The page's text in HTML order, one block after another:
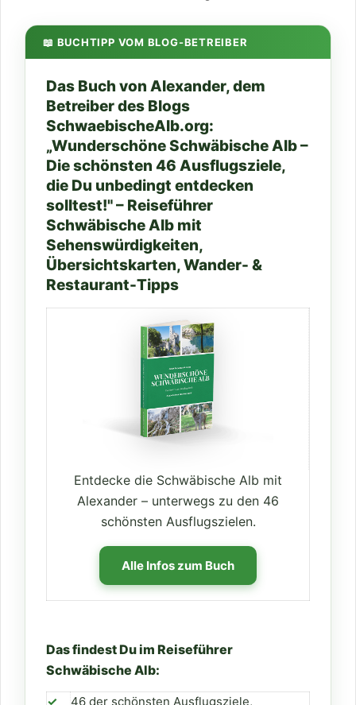
📖 BUCHTIPP VOM BLOG-BETREIBER
Das Buch von Alexander, dem
Betreiber des Blogs
SchwaebischeAlb.org:
„Wunderschöne Schwäbische Alb –
Die schönsten 46 Ausflugsziele,
die Du unbedingt entdecken
solltest!" – Reiseführer
Schwäbische Alb mit
Sehenswürdigkeiten,
Übersichtskarten, Wander- &
Restaurant-Tipps
Entdecke die Schwäbische Alb mit
Alexander – unterwegs zu den 46
schönsten Ausflugszielen.
Alle Infos zum Buch
Das findest Du im Reiseführer
Schwäbische Alb:
✓
46 der schönsten Ausflugsziele,